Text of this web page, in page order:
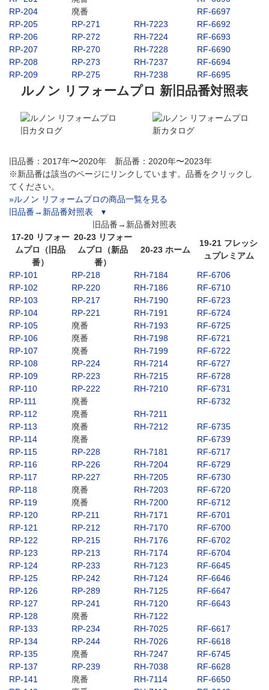
RP-204
廃番
RF-6697
RP-205
RP-271 RH-7223
RF-6692
RP-206
RP-272 RH-7224
RF-6693
RP-207
RP-270 RH-7228
RF-6690
RP-208
RP-273 RH-7237
RF-6694
RP-209
RP-275 RH-7238 RF-6695
ルノン リフォームプロ 新旧品番対照表
旧品番：2017年〜2020年 新品番：2020年〜2023年
※新品番は該当のページにリンクしています。品番をクリックし
てください。
»ルノン リフォームプロの商品一覧を見る
旧品番→新品番対照表 ▾
旧品番→新品番対照表
17-20 リフォー
ムプロ（旧品
番）
20-23 リフォー
ムプロ（新品
番）
20-23 ホーム
19-21 フレッシ
ュプレミアム
RP-101
RP-218 RH-7184
RF-6706
RP-102
RP-220 RH-7186
RF-6710
RP-103
RP-217 RH-7190
RF-6723
RP-104
RP-221 RH-7191
RF-6724
RP-105
廃番 RH-7193
RF-6725
RP-106
廃番 RH-7198
RF-6721
RP-107
廃番 RH-7199
RF-6722
RP-108
RP-224 RH-7214
RF-6727
RP-109
RP-223 RH-7215
RF-6728
RP-110
RP-222 RH-7210
RF-6731
RP-111
廃番
RF-6732
RP-112
廃番
RH-7211
RP-113
廃番 RH-7212
RF-6735
RP-114
廃番
RF-6739
RP-115
RP-228 RH-7181
RF-6717
RP-116
RP-226 RH-7204
RF-6729
RP-117
RP-227 RH-7205
RF-6730
RP-118
廃番 RH-7203
RF-6720
RP-119
廃番 RH-7200
RF-6712
RP-120
RP-211 RH-7171
RF-6701
RP-121
RP-212 RH-7170
RF-6700
RP-122
RP-215 RH-7176
RF-6702
RP-123
RP-213 RH-7174
RF-6704
RP-124
RP-233 RH-7123
RF-6645
RP-125
RP-242 RH-7124
RF-6646
RP-126
RP-289 RH-7125
RF-6647
RP-127
RP-241 RH-7120
RF-6643
RP-128
廃番
RH-7122
RP-133
RP-234 RH-7025
RF-6617
RP-134
RP-244 RH-7026
RF-6618
RP-135
廃番 RH-7247
RF-6745
RP-137
RP-239 RH-7038
RF-6628
RP-141
廃番 RH-7114
RF-6650